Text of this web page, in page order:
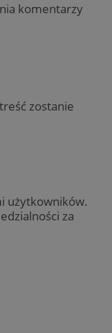
komentarzy
zostanie
użytkowników.
za